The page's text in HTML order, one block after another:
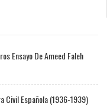
Ensayo De Ameed Faleh
Civil Española (1936-1939)